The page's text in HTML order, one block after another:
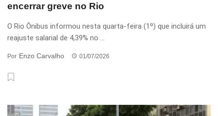
encerrar greve no Rio
O Rio Ônibus informou nesta quarta-feira (1º) que incluirá um
reajuste salarial de 4,39% no ...
Por Enzo Carvalho 01/07/2026